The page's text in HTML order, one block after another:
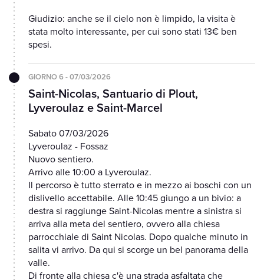
Giudizio: anche se il cielo non è limpido, la visita è
stata molto interessante, per cui sono stati 13€ ben
spesi.
GIORNO 6 - 07/03/2026
Saint-Nicolas, Santuario di Plout,
Lyveroulaz e Saint-Marcel
Sabato 07/03/2026
Lyveroulaz - Fossaz
Nuovo sentiero.
Arrivo alle 10:00 a Lyveroulaz.
Il percorso è tutto sterrato e in mezzo ai boschi con un
dislivello accettabile. Alle 10:45 giungo a un bivio: a
destra si raggiunge Saint-Nicolas mentre a sinistra si
arriva alla meta del sentiero, ovvero alla chiesa
parrocchiale di Saint Nicolas. Dopo qualche minuto in
salita vi arrivo. Da qui si scorge un bel panorama della
valle.
Di fronte alla chiesa c'è una strada asfaltata che